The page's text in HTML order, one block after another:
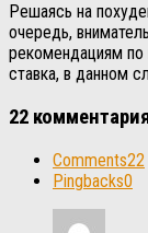
Решаясь на
очередь,
рекомендациям по
ставка, в данном
22
Comments22
Pingbacks0